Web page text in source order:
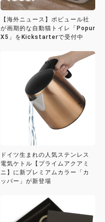
【海外ニュース】ポピュール社
が画期的な自動猫トイレ「Popur
X5」をKickstarterで受付中
ドイツ生まれの人気ステンレス
電気ケトル【プライムアクアミ
ニ】に新プレミアムカラー「カ
ッパー」が新登場